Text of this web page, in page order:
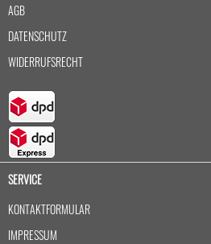
AGB
DATENSCHUTZ
WIDERRUFSRECHT
SERVICE
KONTAKTFORMULAR
IMPRESSUM